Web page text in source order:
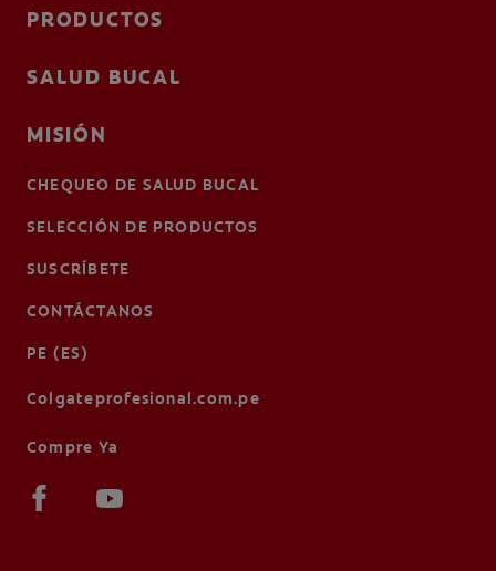
PRODUCTOS
SALUD BUCAL
MISIÓN
CHEQUEO DE SALUD BUCAL
SELECCIÓN DE PRODUCTOS
SUSCRÍBETE
CONTÁCTANOS
PE (ES)
Colgateprofesional.com.pe
Compre Ya